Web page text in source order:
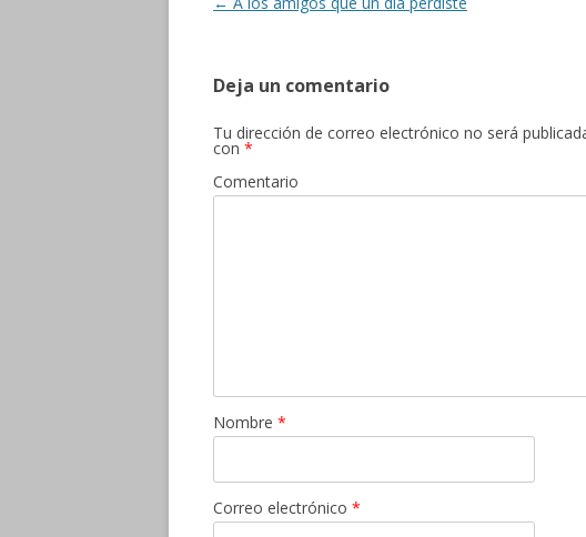
k r
Deja un comentario
Tu dirección de correo electrónico no será
con *
Comentario
Nombre *
Correo electrónico *